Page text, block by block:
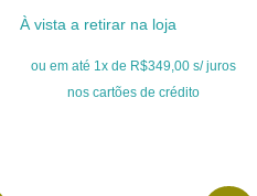
era:
R$499,00.
atual
é:
R$349,00.
À vista a retirar na loja
ou em até 1x de R$349,00 s/ juros
nos cartões de crédito